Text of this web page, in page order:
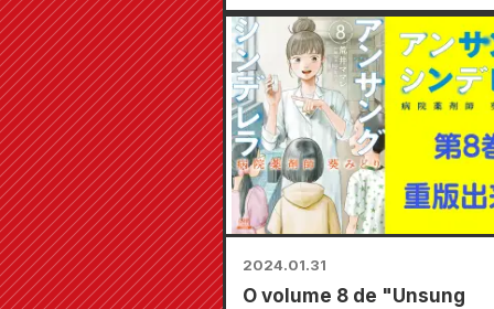
do Nikkei Shimbun.
2024.01.31
O volume 8 de "Unsung